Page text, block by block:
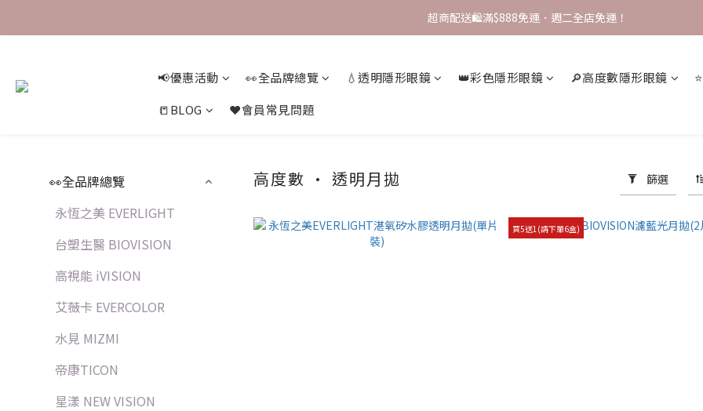
註冊領 $200 配送金💰，完成首購即可升級 VIP！
超商配送🛍️滿$888免運．週二全店免運！
註冊領 $200 配送金💰，完成首購即可升級 VIP！
📢優惠活動 👀全品牌總覽 💧透明隱形眼鏡 👑彩色隱形眼鏡 🔎高度數隱形眼鏡
📒BLOG
❤️會員常見問題
👀全品牌總覽
永恆之美 EVERLIGHT
台塑生醫 BIOVISION
高視能 iVISION
艾薇卡 EVERCOLOR
水見 MIZMI
帝康TICON
星漾 NEW VISION
高度數 • 透明月拋 篩選
買5送1(請下單6盒)